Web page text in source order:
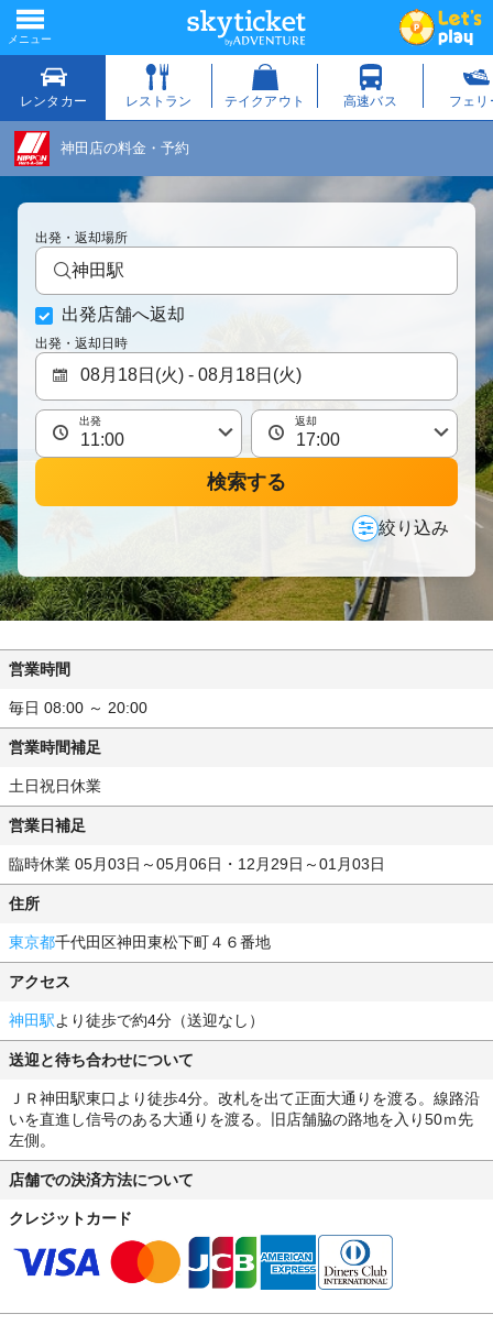
神田店の料金・予約
出発・返却場所
神田駅
出発店舗へ返却
出発・返却日時
出発 返却
検索する
絞り込み
営業時間
毎日 08:00 ～ 20:00
営業時間補足
土日祝日休業
営業日補足
臨時休業 05月03日～05月06日・12月29日～01月03日
住所
東京都千代田区神田東松下町４６番地
アクセス
神田駅より徒歩で約4分（送迎なし）
送迎と待ち合わせについて
ＪＲ神田駅東口より徒歩4分。改札を出て正面大通りを渡る。線路沿
いを直進し信号のある大通りを渡る。旧店舗脇の路地を入り50ｍ先
左側。
店舗での決済方法について
クレジットカード